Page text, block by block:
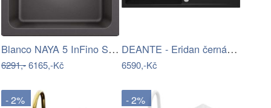
Blanco NAYA 5 InFino Silgranit šedá…
6291,-6165,-Kč
DEANTE - Eridan černá - Granitový dřez…
6590,-Kč
- 2% - 2%